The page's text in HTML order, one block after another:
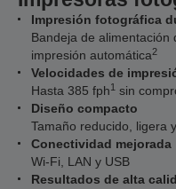
Impresión fotográfica
Bandeja de alimentación
impresión automática2
Velocidades de
Hasta 385 fph1 sin
Diseño compacto
Tamaño reducido, ligera
Conectividad mejorada
Wi-Fi, LAN y USB
Resultados de alta